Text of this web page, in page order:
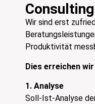
Consulting
Wir sind erst
Produktivität
Dies erreichen
1. Analyse
Soll-Ist-Analyse